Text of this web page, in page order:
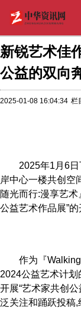
新锐艺术佳
公益的双向
2025-01-08 16:04:34 栏
2025年1月6
岸中心一楼共创空
随光而行:漫享艺
公益艺术作品展”的
作为『
2024公益艺术计
开展“艺术家共创
泛关注和踊跃投稿